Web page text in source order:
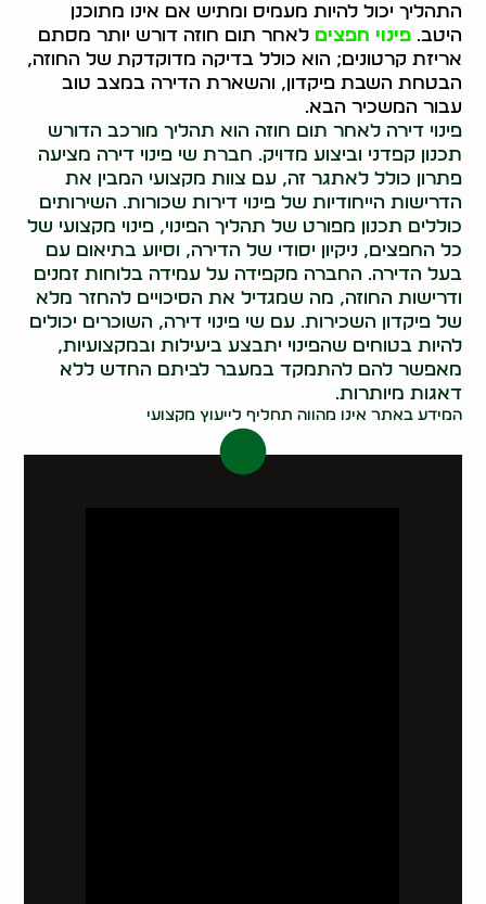
התהליך יכול להיות מעמיס ומתיש אם אינו מתוכנן
היטב.פינוי חפצים לאחר תום חוזה דורש יותר מסתם
אריזת קרטונים; הוא כולל בדיקה מדוקדקת של החוזה,
הבטחת השבת פיקדון, והשארת הדירה במצב טוב
עבור המשכיר הבא.
פינוי דירה לאחר תום חוזה הוא תהליך מורכב הדורש
תכנון קפדני וביצוע מדויק. חברת שי פינוי דירה מציעה
פתרון כולל לאתגר זה, עם צוות מקצועי המבין את
הדרישות הייחודיות של פינוי דירות שכורות. השירותים
כוללים תכנון מפורט של תהליך הפינוי, פינוי מקצועי של
כל החפצים, ניקיון יסודי של הדירה, וסיוע בתיאום עם
בעל הדירה. החברה מקפידה על עמידה בלוחות זמנים
ודרישות החוזה, מה שמגדיל את הסיכויים להחזר מלא
של פיקדון השכירות. עם שי פינוי דירה, השוכרים יכולים
להיות בטוחים שהפינוי יתבצע ביעילות ובמקצועיות,
מאפשר להם להתמקד במעבר לביתם החדש ללא
דאגות מיותרות.
המידע באתר אינו מהווה תחליף לייעוץ מקצועי